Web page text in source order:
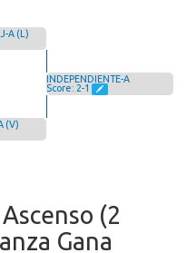
A (L)
(V)
INDEPENDIENTE-A
Score: 2-1
(2
Gana